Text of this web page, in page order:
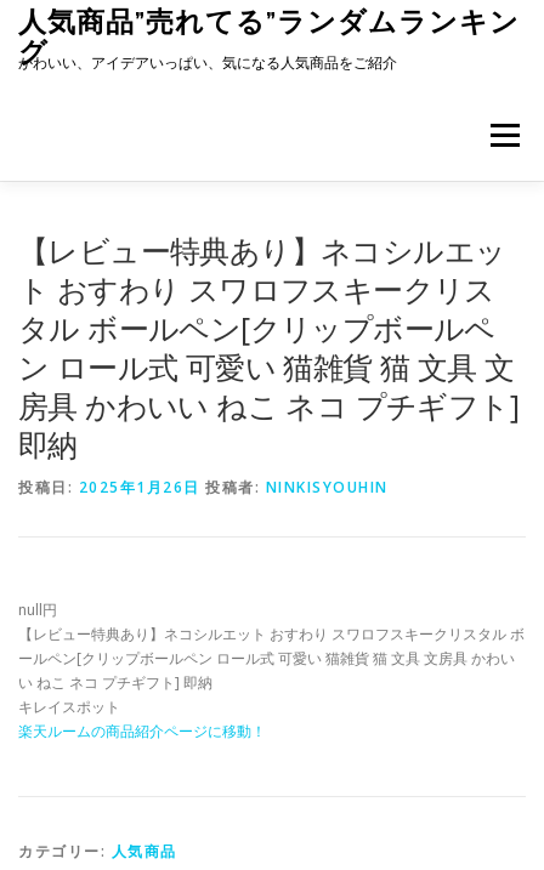
キ
人気商品”売れてる”ランダムランキン
グ
かわいい、アイデアいっぱい、気になる人気商品をご紹介
メニュー
【レビュー特典あり】ネコシルエッ
ト おすわり スワロフスキークリス
タル ボールペン[クリップボールペ
ン ロール式 可愛い 猫雑貨 猫 文具 文
房具 かわいい ねこ ネコ プチギフト]
即納
投稿日: 2025年1月26日 投稿者: NINKISYOUHIN
null円
【レビュー特典あり】ネコシルエット おすわり スワロフスキークリスタル ボ
ールペン[クリップボールペン ロール式 可愛い 猫雑貨 猫 文具 文房具 かわい
い ねこ ネコ プチギフト] 即納
キレイスポット
楽天ルームの商品紹介ページに移動！
カテゴリー: 人気商品